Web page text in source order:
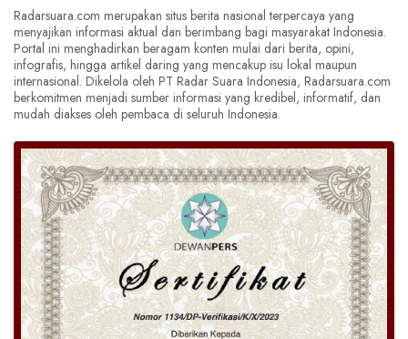
Radarsuara.com merupakan situs berita nasional terpercaya yang
menyajikan informasi aktual dan berimbang bagi masyarakat Indonesia.
Portal ini menghadirkan beragam konten mulai dari berita, opini,
infografis, hingga artikel daring yang mencakup isu lokal maupun
internasional. Dikelola oleh PT Radar Suara Indonesia, Radarsuara.com
berkomitmen menjadi sumber informasi yang kredibel, informatif, dan
mudah diakses oleh pembaca di seluruh Indonesia.